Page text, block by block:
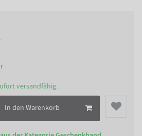
versandfähig.
In den Warenkorb